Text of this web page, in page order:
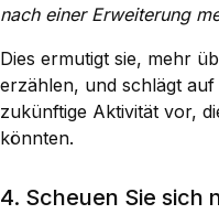
nach einer Erweiterung
Dies ermutigt sie, mehr
erzählen, und schlägt auf
zukünftige Aktivität vor,
könnten.
4. Scheuen Sie sich